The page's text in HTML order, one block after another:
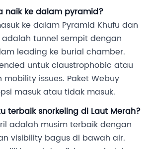
naik ke dalam pyramid?
ke dalam Pyramid Khufu dan
adalah tunnel sempit dengan
leading ke burial chamber.
untuk claustrophobic atau
issues. Paket Webuy
masuk atau tidak masuk.
terbaik snorkeling di Laut Merah?
adalah musim terbaik dengan
visibility bagus di bawah air.